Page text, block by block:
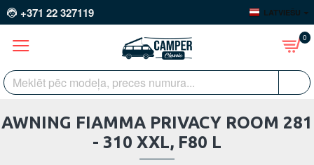
+371 22 327119 LATVIEŠU
0
AWNING FIAMMA PRIVACY ROOM 281
- 310 XXL, F80 L